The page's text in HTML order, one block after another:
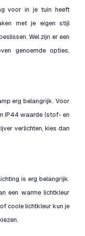
voor in je tuin heeft
met je eigen stijl
Wel zijn er een
genoemde opties,
erg belangrijk. Voor
IP44 waarde (stof- en
verlichten, kies dan
is erg belangrijk.
een warme lichtkleur
coole lichtkleur kun je